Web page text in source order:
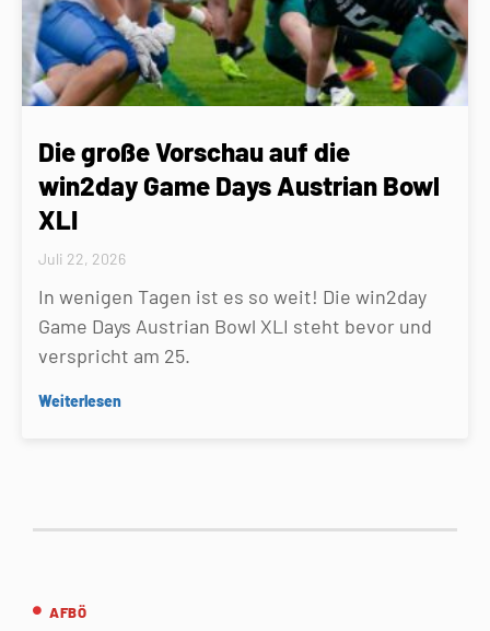
Die große Vorschau auf die
win2day Game Days Austrian Bowl
XLI
Juli 22, 2026
In wenigen Tagen ist es so weit! Die win2day
Game Days Austrian Bowl XLI steht bevor und
verspricht am 25.
Weiterlesen
AFBÖ